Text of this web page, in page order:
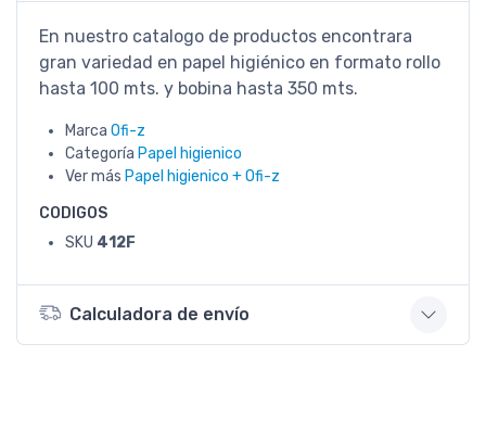
En nuestro catalogo de productos encontrara
gran variedad en papel higiénico en formato rollo
hasta 100 mts. y bobina hasta 350 mts.
Marca Ofi-z
Categoría Papel higienico
Ver más Papel higienico + Ofi-z
CODIGOS
SKU 412F
Calculadora de envío